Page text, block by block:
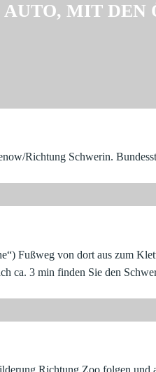
MIT
Richtung Schwerin.
Fußweg von dort aus zum
ca. 3 min finden Sie den